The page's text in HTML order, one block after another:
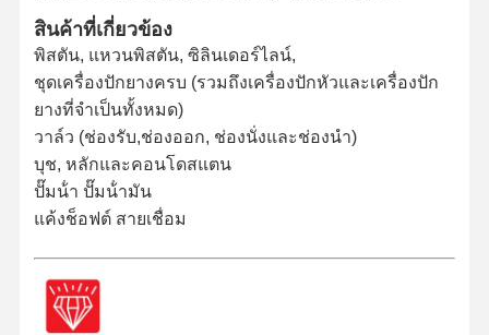
สินค้าที่เกี่ยวข้อง
พิสตัน, แหวนพิสตัน, ซิลินเดอร์ไลน์,
ชุดเครื่องปักยางครบ (รวมถึงเครื่องปักหัวและเครื่องปัก
ยางที่จําเป็นทั้งหมด)
วาล์ว (ช่องรับ,ช่องออก, ช่องนั่งและช่องนํา)
บุช, หลักและคอนโดสแตน
ปั๊มน้ํา ปั๊มน้ํามัน
แค้งช็อฟต์ สายเชื่อม